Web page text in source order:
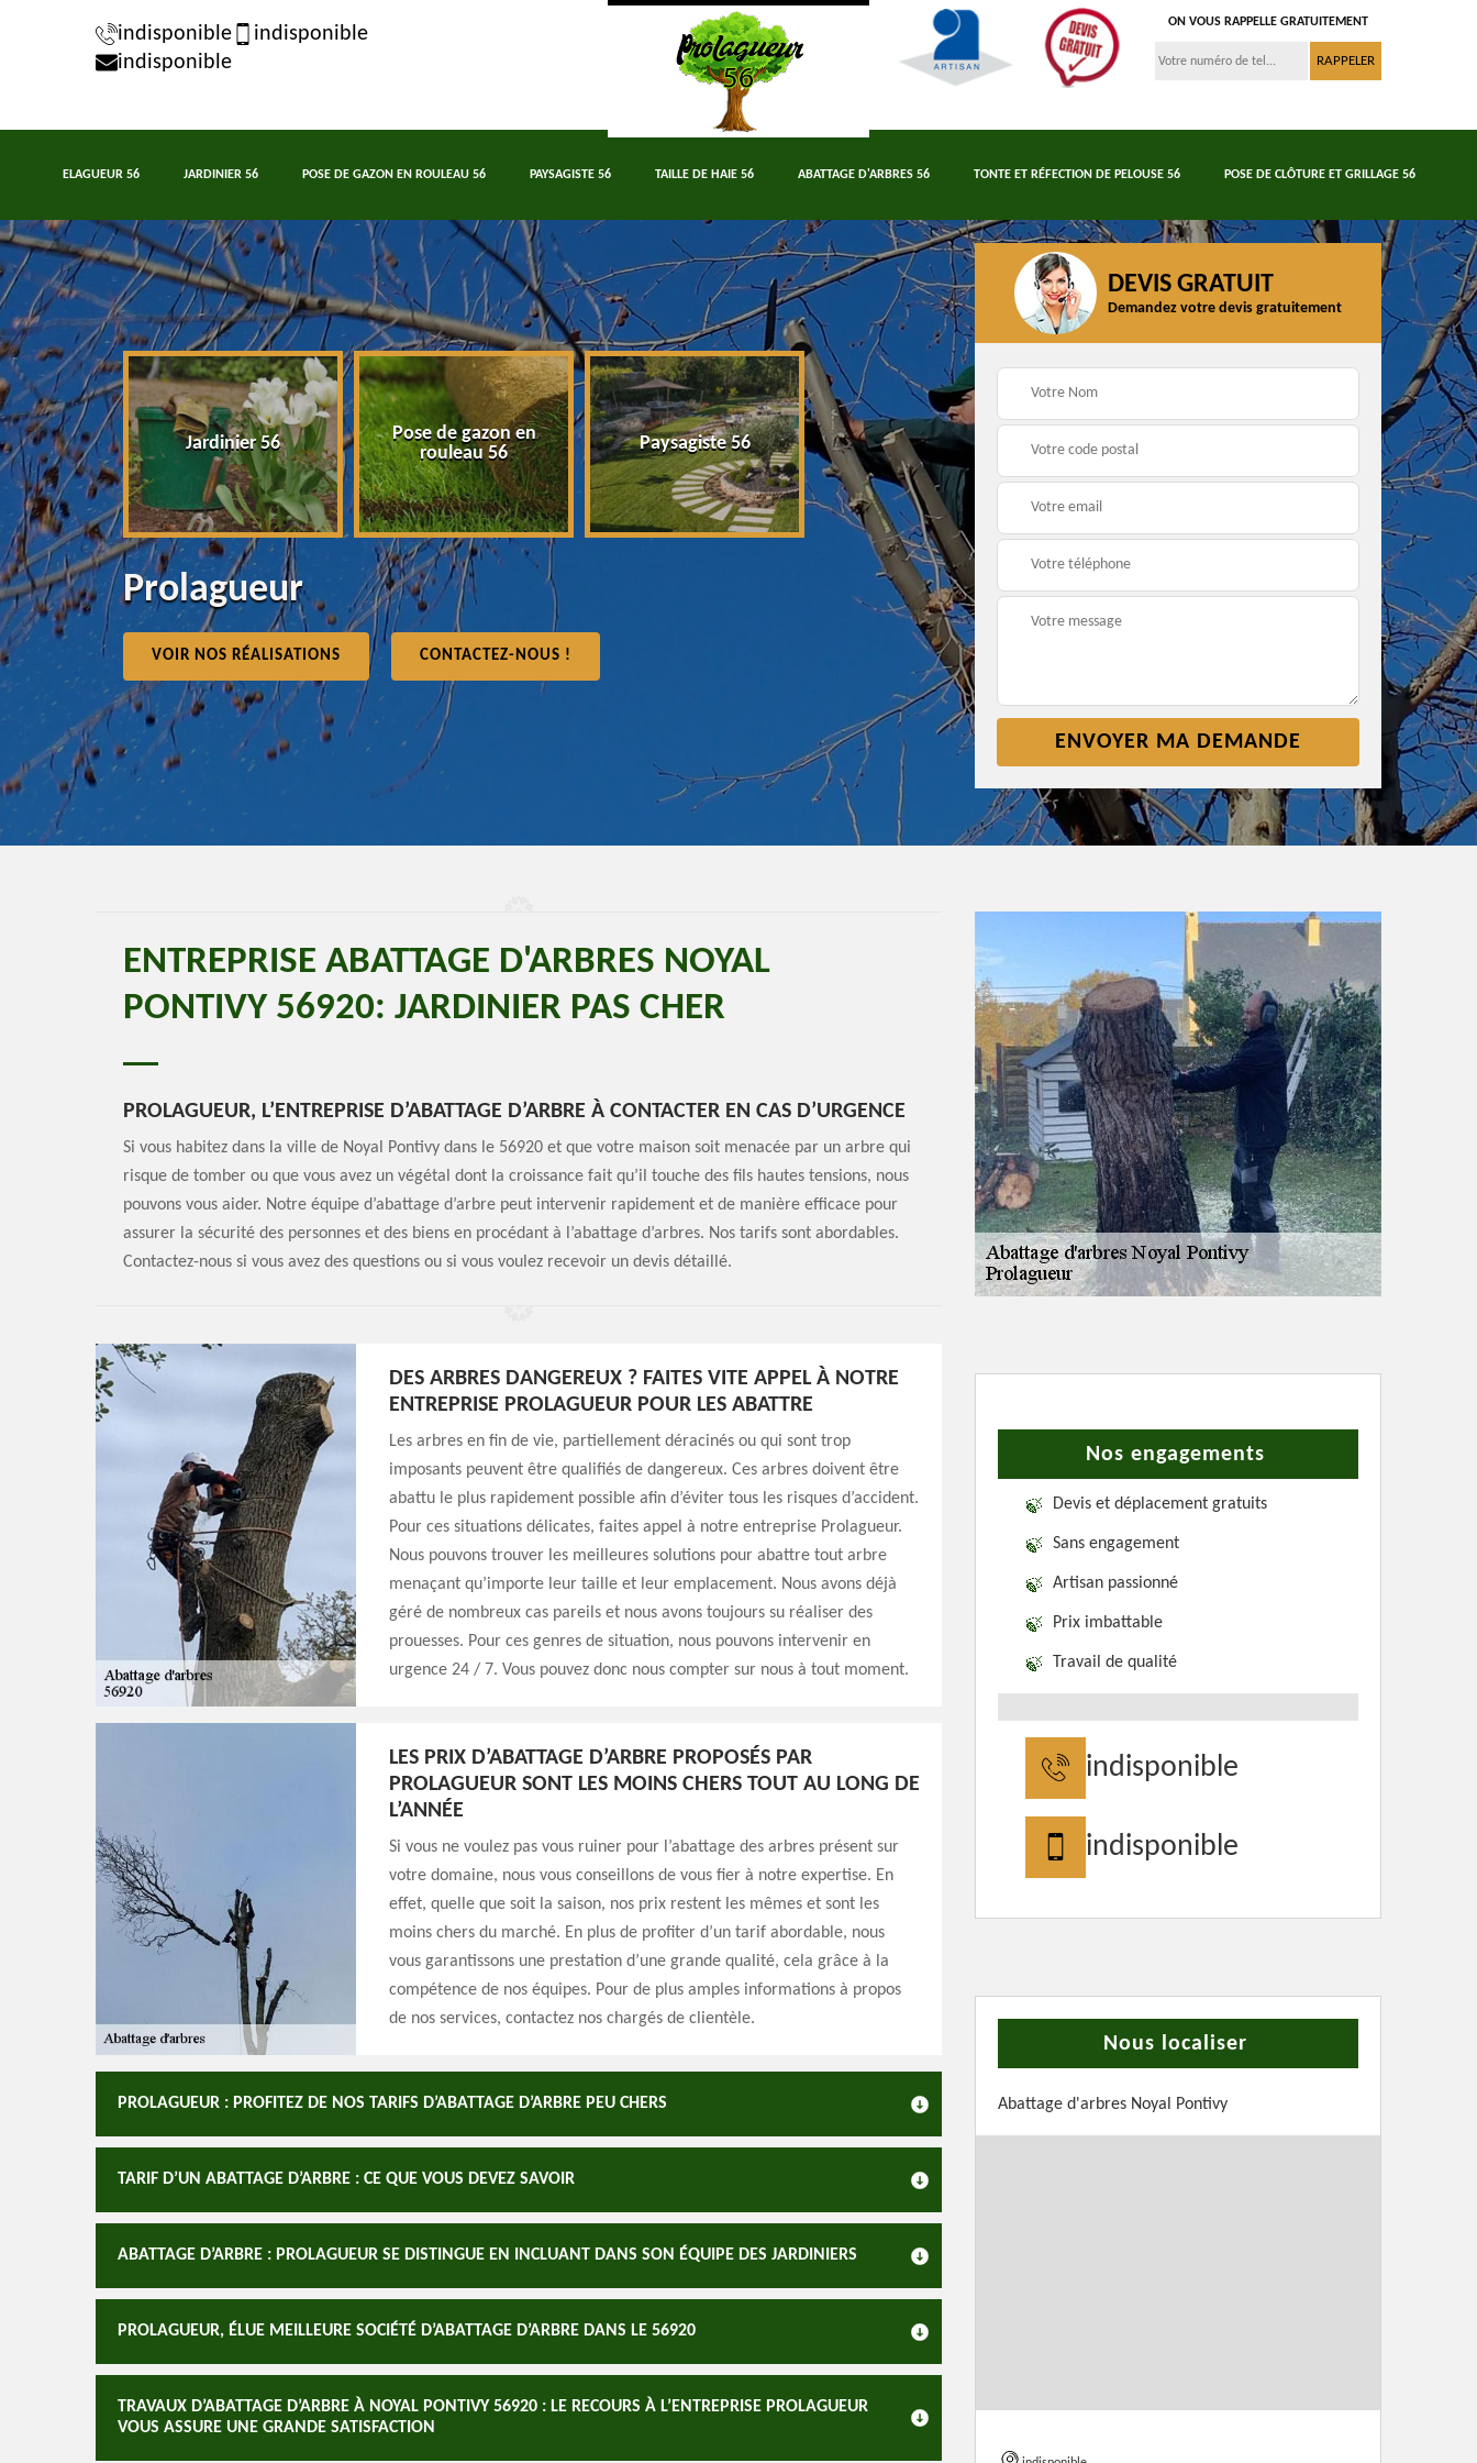
indisponible
indisponible
indisponible
ON VOUS RAPPELLE GRATUITEMENT
ELAGUEUR 56 JARDINIER 56 POSE DE GAZON EN ROULEAU 56 PAYSAGISTE 56 TAILLE DE HAIE 56 ABATTAGE D'ARBRES 56 TONTE ET RÉFECTION DE PELOUSE 56 POSE DE CLÔTURE ET GRILLAGE 56
56 Jardinier 56
Pose de gazon en
rouleau 56
Paysagiste 56 Taille de haie 56 Abattage d'arbres 56
Tonte et réfection de
pelouse 56
Prolagueur
VOIR NOS RÉALISATIONS CONTACTEZ-NOUS !
DEVIS GRATUIT
Demandez votre devis gratuitement
ENTREPRISE ABATTAGE D'ARBRES NOYAL
PONTIVY 56920: JARDINIER PAS CHER
PROLAGUEUR, L’ENTREPRISE D’ABATTAGE D’ARBRE À CONTACTER EN CAS D’URGENCE
Si vous habitez dans la ville de Noyal Pontivy dans le 56920 et que votre maison soit menacée par un arbre qui
risque de tomber ou que vous avez un végétal dont la croissance fait qu’il touche des fils hautes tensions, nous
pouvons vous aider. Notre équipe d’abattage d’arbre peut intervenir rapidement et de manière efficace pour
assurer la sécurité des personnes et des biens en procédant à l’abattage d’arbres. Nos tarifs sont abordables.
Contactez-nous si vous avez des questions ou si vous voulez recevoir un devis détaillé.
DES ARBRES DANGEREUX ? FAITES VITE APPEL À NOTRE
ENTREPRISE PROLAGUEUR POUR LES ABATTRE
Les arbres en fin de vie, partiellement déracinés ou qui sont trop
imposants peuvent être qualifiés de dangereux. Ces arbres doivent être
abattu le plus rapidement possible afin d’éviter tous les risques d’accident.
Pour ces situations délicates, faites appel à notre entreprise Prolagueur.
Nous pouvons trouver les meilleures solutions pour abattre tout arbre
menaçant qu’importe leur taille et leur emplacement. Nous avons déjà
géré de nombreux cas pareils et nous avons toujours su réaliser des
prouesses. Pour ces genres de situation, nous pouvons intervenir en
urgence 24 / 7. Vous pouvez donc nous compter sur nous à tout moment.
LES PRIX D’ABATTAGE D’ARBRE PROPOSÉS PAR
PROLAGUEUR SONT LES MOINS CHERS TOUT AU LONG DE
L’ANNÉE
Si vous ne voulez pas vous ruiner pour l’abattage des arbres présent sur
votre domaine, nous vous conseillons de vous fier à notre expertise. En
effet, quelle que soit la saison, nos prix restent les mêmes et sont les
moins chers du marché. En plus de profiter d’un tarif abordable, nous
vous garantissons une prestation d’une grande qualité, cela grâce à la
compétence de nos équipes. Pour de plus amples informations à propos
de nos services, contactez nos chargés de clientèle.
PROLAGUEUR : PROFITEZ DE NOS TARIFS D’ABATTAGE D’ARBRE PEU CHERS
TARIF D’UN ABATTAGE D’ARBRE : CE QUE VOUS DEVEZ SAVOIR
ABATTAGE D’ARBRE : PROLAGUEUR SE DISTINGUE EN INCLUANT DANS SON ÉQUIPE DES JARDINIERS
PROLAGUEUR, ÉLUE MEILLEURE SOCIÉTÉ D’ABATTAGE D’ARBRE DANS LE 56920
TRAVAUX D’ABATTAGE D’ARBRE À NOYAL PONTIVY 56920 : LE RECOURS À L’ENTREPRISE PROLAGUEUR
VOUS ASSURE UNE GRANDE SATISFACTION
Nos engagements
Devis et déplacement gratuits
Sans engagement
Artisan passionné
Prix imbattable
Travail de qualité
indisponible
indisponible
Nous localiser
Abattage d'arbres Noyal Pontivy